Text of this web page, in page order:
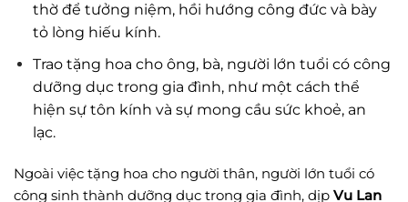
thờ để tưởng niệm, hồi hướng công đức và bày
tỏ lòng hiếu kính.
Trao tặng hoa cho ông, bà, người lớn tuổi có công
dưỡng dục trong gia đình, như một cách thể
hiện sự tôn kính và sự mong cầu sức khoẻ, an
lạc.
Ngoài việc tặng hoa cho người thân, người lớn tuổi có
công sinh thành dưỡng dục trong gia đình, dịp Vu Lan